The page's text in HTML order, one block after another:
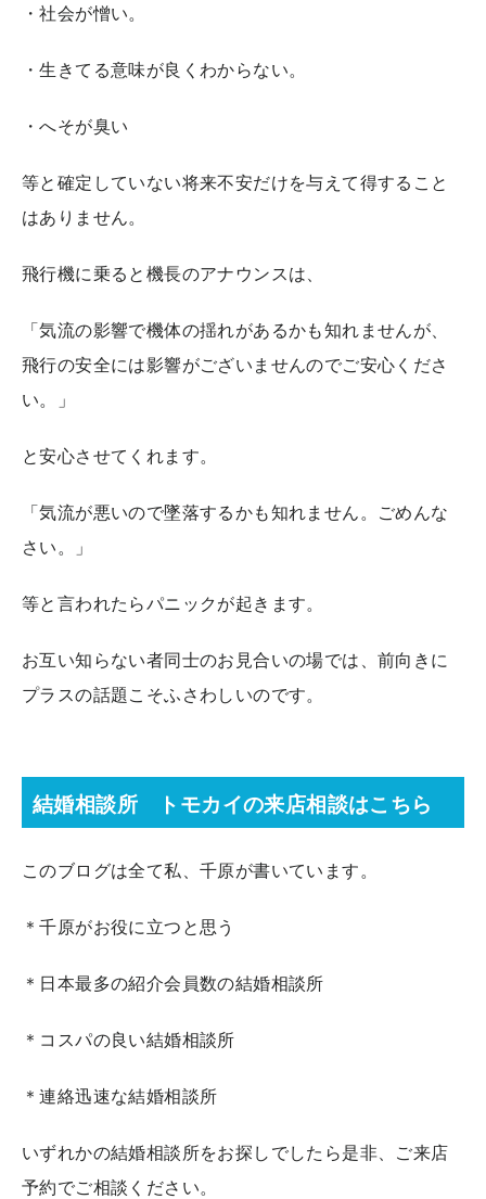
・社会が憎い。
・生きてる意味が良くわからない。
・へそが臭い
等と確定していない将来不安だけを与えて得すること
はありません。
飛行機に乗ると機長のアナウンスは、
「気流の影響で機体の揺れがあるかも知れませんが、
飛行の安全には影響がございませんのでご安心くださ
い。」
と安心させてくれます。
「気流が悪いので墜落するかも知れません。ごめんな
さい。」
等と言われたらパニックが起きます。
お互い知らない者同士のお見合いの場では、前向きに
プラスの話題こそふさわしいのです。
結婚相談所 トモカイの来店相談はこちら
このブログは全て私、千原が書いています。
＊千原がお役に立つと思う
＊日本最多の紹介会員数の結婚相談所
＊コスパの良い結婚相談所
＊連絡迅速な結婚相談所
いずれかの結婚相談所をお探しでしたら是非、ご来店
予約でご相談ください。